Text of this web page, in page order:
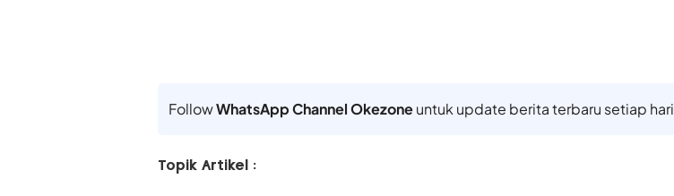
FollowWhatsApp Channel Okezoneuntuk update berita terbaru setiap hari
Topik Artikel :